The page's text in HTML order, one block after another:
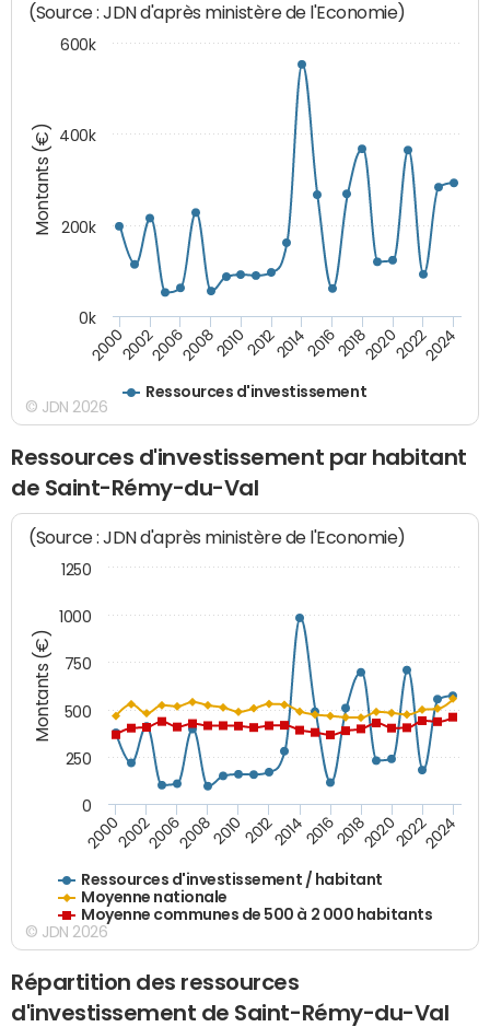
Montants (€)
(Source : JDN d'après ministère de l'Economie)
Ressources d'investissement
200020022006200820102012201420162018202020222024
0k
200k
400k
600k
© JDN 2026
Ressources d'investissement par habitant
de Saint-Rémy-du-Val
Montants (€)
(Source : JDN d'après ministère de l'Economie)
Ressources d'investissement / habitant
Moyenne nationale
Moyenne communes de 500 à 2 000 habitants
200020022006200820102012201420162018202020222024
0
250
500
750
1000
1250
© JDN 2026
Répartition des ressources
d'investissement de Saint-Rémy-du-Val